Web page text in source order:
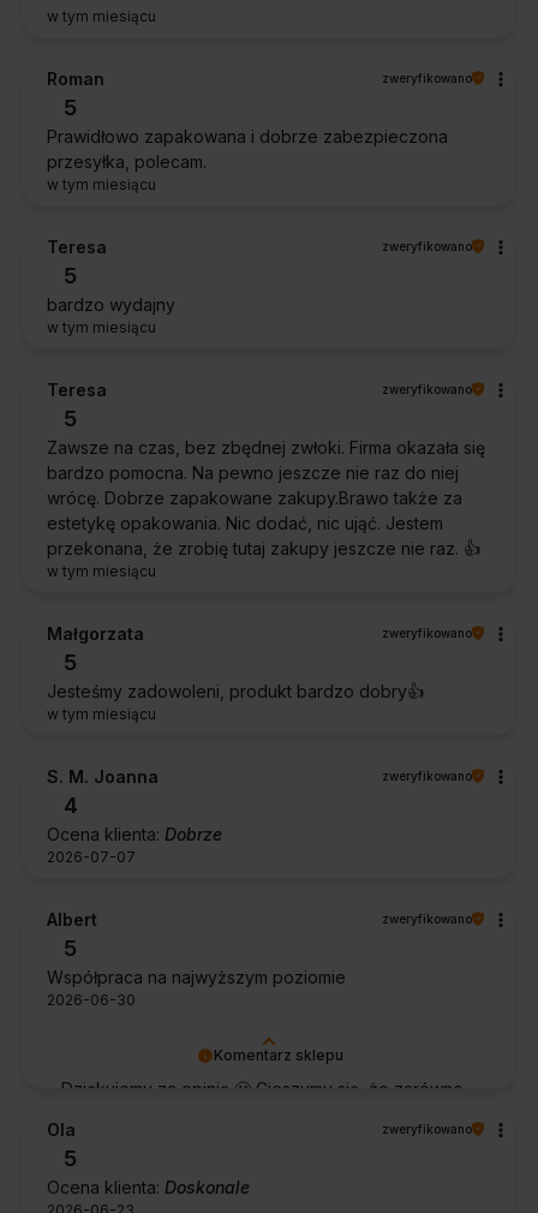
w tym miesiącu
Roman zweryfikowano
5
Prawidłowo zapakowana i dobrze zabezpieczona
przesyłka, polecam.
w tym miesiącu
Teresa zweryfikowano
5
bardzo wydajny
w tym miesiącu
Teresa zweryfikowano
5
Zawsze na czas, bez zbędnej zwłoki. Firma okazała się
bardzo pomocna. Na pewno jeszcze nie raz do niej
wrócę. Dobrze zapakowane zakupy.Brawo także za
estetykę opakowania. Nic dodać, nic ująć. Jestem
przekonana, że zrobię tutaj zakupy jeszcze nie raz. 👍️
w tym miesiącu
Małgorzata zweryfikowano
5
Jesteśmy zadowoleni, produkt bardzo dobry👍️
w tym miesiącu
S. M. Joanna zweryfikowano
4
Ocena klienta: Dobrze
2026-07-07
Komentarz sklepu
Dziękujemy za opinię 🙂 Cieszymy się, że zarówno
Dziękujemy za zaufanie.
Albert zweryfikowano
5
Współpraca na najwyższym poziomie
2026-06-30
Ola zweryfikowano
5
Ocena klienta: Doskonale